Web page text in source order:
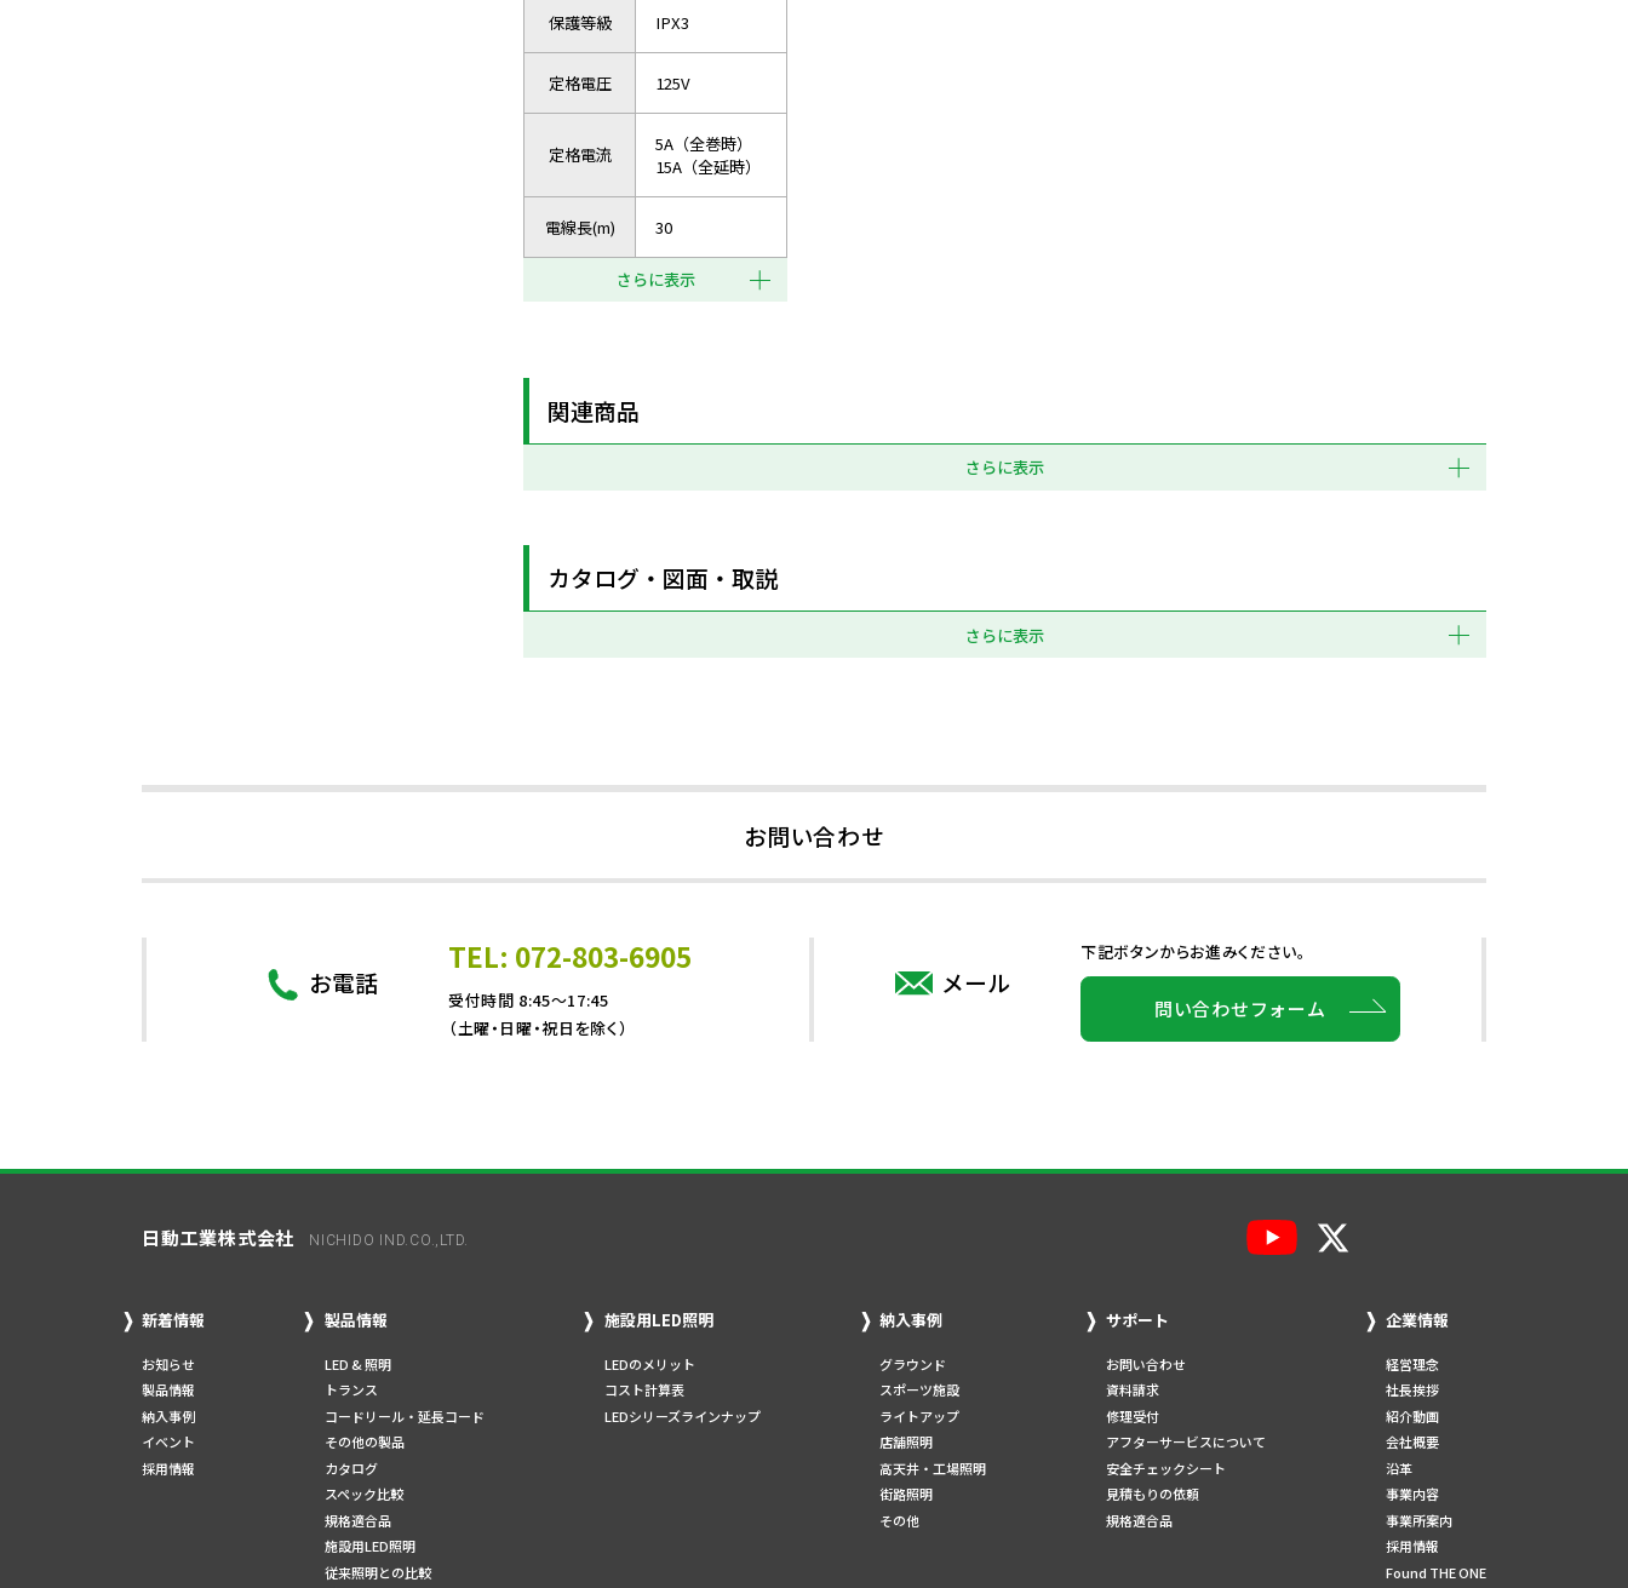
保護等級 IPX3
定格電圧 125V
定格電流
5A（全巻時）
15A（全延時）
電線長(m) 30
さらに表示
関連商品
さらに表示
カタログ・図面・取説
さらに表示
お問い合わせ
お電話
TEL: 072-803-6905
受付時間 8:45～17:45
（土曜・日曜・祝日を除く）
メール
下記ボタンからお進みください。
問い合わせフォーム
日動工業株式会社 NICHIDO IND.CO.,LTD.
新着情報
お知らせ
製品情報
納入事例
イベント
採用情報
製品情報
LED & 照明
トランス
コードリール・延長コード
その他の製品
カタログ
スペック比較
規格適合品
施設用LED照明
従来照明との比較
施設用LED照明
LEDのメリット
コスト計算表
LEDシリーズラインナップ
納入事例
グラウンド
スポーツ施設
ライトアップ
店舗照明
高天井・工場照明
街路照明
その他
サポート
お問い合わせ
資料請求
修理受付
アフターサービスについて
安全チェックシート
見積もりの依頼
規格適合品
企業情報
経営理念
社長挨拶
紹介動画
会社概要
沿革
事業内容
事業所案内
採用情報
Found THE ONE